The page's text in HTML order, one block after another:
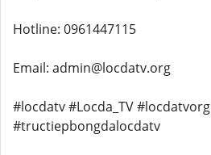
Hotline: 0961447115
Email: admin@locdatv.org
#locdatv #Locda_TV #locdatvorg
#tructiepbongdalocdatv